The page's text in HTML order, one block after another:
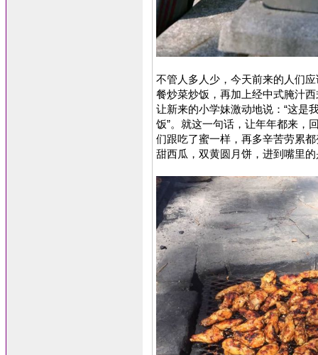
不管人多人少，今天前来的人们
餐炒菜炒饭，再加上经中式腌汁
让新来的小学妹激动地说：“这是
饭”。就这一句话，让年年都来，
们跟吃了蜜一样，再多辛苦劳累
甜西瓜，双黄圆月饼，进到嘴里